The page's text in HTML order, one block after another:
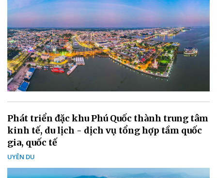
Phát triển đặc khu Phú Quốc thành trung tâm
kinh tế, du lịch - dịch vụ tổng hợp tầm quốc
gia, quốc tế
UYÊN DU